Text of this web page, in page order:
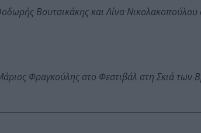
Βουτσικάκης και Λίνα
Φραγκούλης στο Φεστιβάλ στη Σκιά των